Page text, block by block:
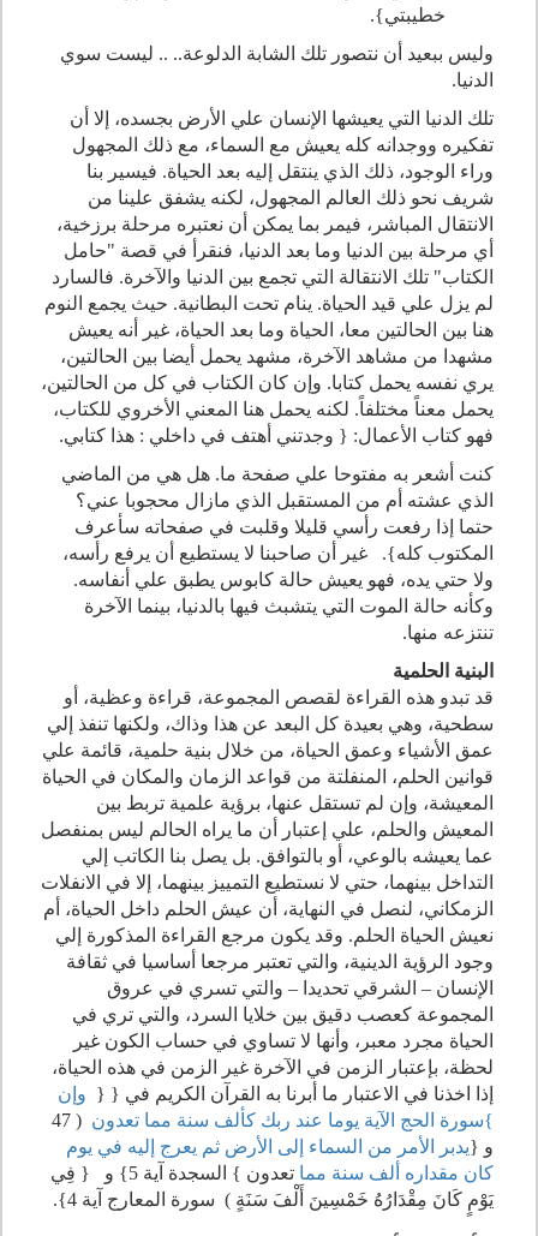
خطيبتي}.
وليس ببعيد أن نتصور تلك الشابة الدلوعة.. .. ليست سوي
الدنيا.
تلك الدنيا التي يعيشها الإنسان علي الأرض بجسده، إلا أن
تفكيره ووجدانه كله يعيش مع السماء، مع ذلك المجهول
وراء الوجود، ذلك الذي ينتقل إليه بعد الحياة. فيسير بنا
شريف نحو ذلك العالم المجهول، لكنه يشفق علينا من
الانتقال المباشر، فيمر بما يمكن أن نعتبره مرحلة برزخية،
أي مرحلة بين الدنيا وما بعد الدنيا، فنقرأ في قصة "حامل
الكتاب" تلك الانتقالة التي تجمع بين الدنيا والآخرة. فالسارد
لم يزل علي قيد الحياة. ينام تحت البطانية. حيث يجمع النوم
هنا بين الحالتين معا، الحياة وما بعد الحياة، غير أنه يعيش
مشهدا من مشاهد الآخرة، مشهد يحمل أيضا بين الحالتين،
يري نفسه يحمل كتابا. وإن كان الكتاب في كل من الحالتين،
يحمل معناً مختلفاً. لكنه يحمل هنا المعني الأخروي للكتاب،
فهو كتاب الأعمال: { وجدتني أهتف في داخلي : هذا كتابي.
كنت أشعر به مفتوحا علي صفحة ما. هل هي من الماضي
الذي عشته أم من المستقبل الذي مازال محجوبا عني؟
حتما إذا رفعت رأسي قليلا وقلبت في صفحاته سأعرف
المكتوب كله}. غير أن صاحبنا لا يستطيع أن يرفع رأسه،
ولا حتي يده، فهو يعيش حالة كابوس يطبق علي أنفاسه.
وكأنه حالة الموت التي يتشبث فيها بالدنيا، بينما الآخرة
تنتزعه منها.
البنية الحلمية
قد تبدو هذه القراءة لقصص المجموعة، قراءة وعظية، أو
سطحية، وهي بعيدة كل البعد عن هذا وذاك، ولكنها تنفذ إلي
عمق الأشياء وعمق الحياة، من خلال بنية حلمية، قائمة علي
قوانين الحلم، المنفلتة من قواعد الزمان والمكان في الحياة
المعيشة، وإن لم تستقل عنها، برؤية علمية تربط بين
المعيش والحلم، علي إعتبار أن ما يراه الحالم ليس بمنفصل
عما يعيشه بالوعي، أو بالتوافق. بل يصل بنا الكاتب إلي
التداخل بينهما، حتي لا نستطيع التمييز بينهما، إلا في الانفلات
الزمكاني، لنصل في النهاية، أن عيش الحلم داخل الحياة، أم
نعيش الحياة الحلم. وقد يكون مرجع القراءة المذكورة إلي
وجود الرؤية الدينية، والتي تعتبر مرجعا أساسيا في ثقافة
الإنسان – الشرقي تحديدا – والتي تسري في عروق
المجموعة كعصب دقيق بين خلايا السرد، والتي تري في
الحياة مجرد معبر، وأنها لا تساوي في حساب الكون غير
لحظة، بإعتبار الزمن في الآخرة غير الزمن في هذه الحياة،
إذا اخذنا في الاعتبار ما أبرنا به القرآن الكريم في { { وإن
يوما عند ربك كألف سنة مما تعدون }سورة الحج الآية
( 47
و {يدبر الأمر من السماء إلى الأرض ثم يعرج إليه في يوم
كان مقداره ألف سنة مما
تعدون } السجدة آية 5} و { فِي
يَوْمٍ كَانَ مِقْدَارُهُ خَمْسِينَ أَلْفَ سَنَةٍ ) سورة المعارج آية 4}.